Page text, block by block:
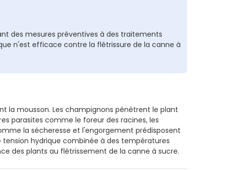
des mesures préventives à des traitements
n'est efficace contre la flétrissure de la canne à
la mousson. Les champignons pénètrent le plant
parasites comme le foreur des racines, les
la sécheresse et l'engorgement prédisposent
hydrique combinée à des températures
des plants au flétrissement de la canne à sucre.